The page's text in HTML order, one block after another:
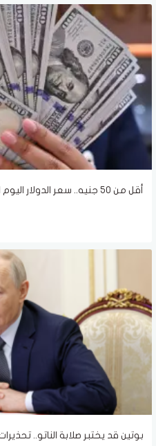
أقل من 50 جنيه.. سعر الدولار اليوم الأحد 9 أغسطس 2026
بوتين قد يختبر صلابة الناتو..